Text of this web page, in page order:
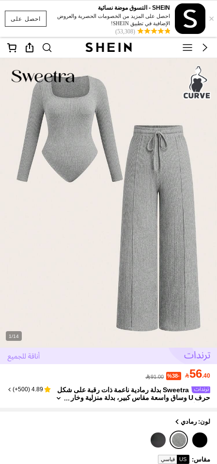
احصل على ×
SHEIN - التسوق موضة نسائية
احصل على المزيد من الخصومات الحصرية والعروض
الإضافية في تطبيق SHEIN!
(53,308)
1/14
56.40
%38-
91.00
Sweetra بدلة رمادية ناعمة ذات رقبة على شكل
حرف U وساق واسعة مقاس كبير، بدلة منزلية وخار
4.89
(
500+
)
لون: رمادي
مقاس:
US قياسي